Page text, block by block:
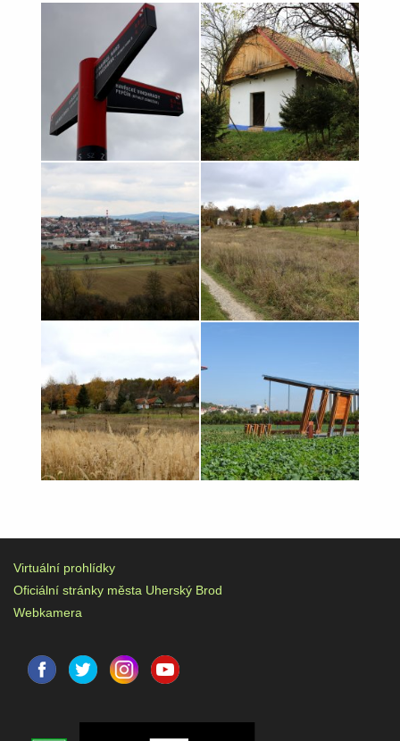
Virtuální prohlídky
Oficiální stránky města Uherský Brod
Webkamera